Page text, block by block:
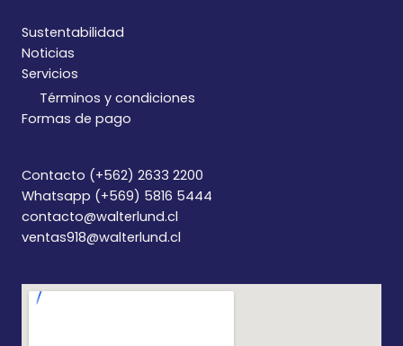
Sustentabilidad
Noticias
Servicios
Términos y condiciones
Formas de pago
Contacto (+562) 2633 2200
Whatsapp (+569) 5816 5444
contacto@walterlund.cl
ventas918@walterlund.cl